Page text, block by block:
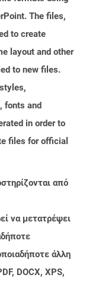
The files,
to create
layout and other
to new files.
fonts and
in order to
files for official
από
να μετατρέψει
άλλη
DOCX, XPS,